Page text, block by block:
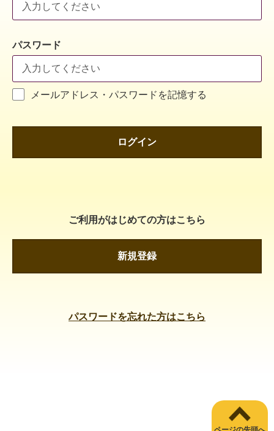
パスワード
メールアドレス・パスワードを記憶する
ログイン
ご利用がはじめての方はこちら
新規登録
パスワードを忘れた方はこちら